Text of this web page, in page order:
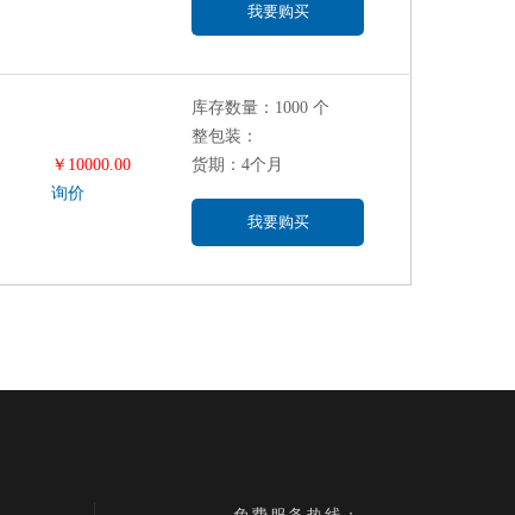
我要购买
￥10000.00
询价
库存数量：1000 个
整包装：
货期：4个月
我要购买